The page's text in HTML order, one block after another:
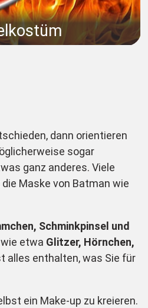
dann orientieren
sogar
ganz anderes. Viele
Maske von Batman wie
Schminkpinsel und
etwa Glitzer, Hörnchen,
alles enthalten, was Sie für
ein Make-up zu kreieren.